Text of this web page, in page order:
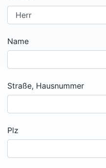
Name
Straße, Hausnummer
Plz